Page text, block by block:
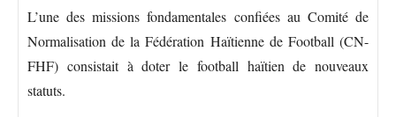
L’une des missions fondamentales confiées au Comité de
Normalisation de la Fédération Haïtienne de Football (CN-
FHF) consistait à doter le football haïtien de nouveaux
statuts.